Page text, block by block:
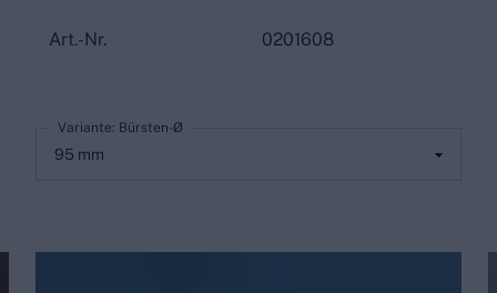
Art.-Nr. 0201608
Variante: Bürsten-Ø